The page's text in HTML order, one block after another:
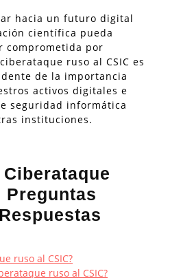
hacia un futuro digital
científica pueda
comprometida por
ruso al CSIC es
de la importancia
activos digitales e
seguridad informática
instituciones.
Preguntas
ruso al CSIC?
ruso al CSIC?